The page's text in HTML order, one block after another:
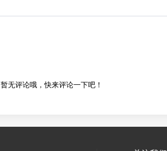
暂无评论哦，快来评论一下吧！